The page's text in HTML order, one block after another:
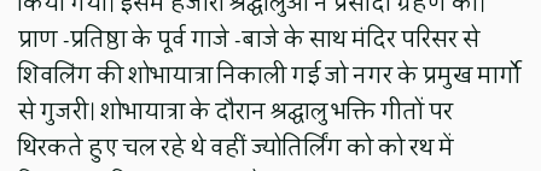
प्राण -प्रतिष्ठा के पूर्व गाजे -बाजे के साथ मंदिर परिसर से
शिवलिंग की शोभायात्रा निकाली गई जो नगर के प्रमुख मार्गो
से गुजरी। शोभायात्रा के दौरान श्रद्घालु भक्ति गीतों पर
थिरकते हुए चल रहे थे वहीं ज्योतिर्लिंग को को रथ में